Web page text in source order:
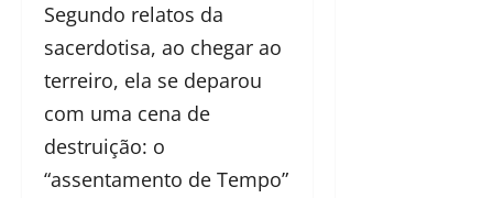
Segundo relatos da
sacerdotisa, ao chegar ao
terreiro, ela se deparou
com uma cena de
destruição: o
“assentamento de Tempo”